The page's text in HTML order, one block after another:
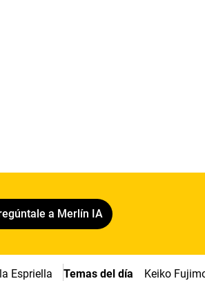
a Merlín IA
Espriella Temas del día Keiko